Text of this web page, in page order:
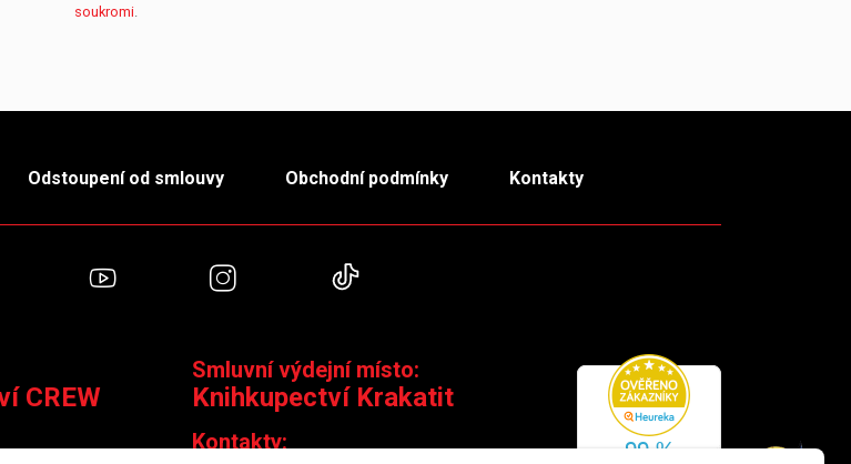
soukromi.
Odstoupení od smlouvy Obchodní podmínky Kontakty
FacebookYouTube Instagram
CREW
Smluvní výdejní místo:
Knihkupectví Krakatit
Kontakty: